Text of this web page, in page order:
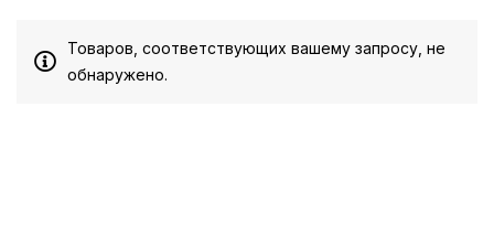
Товаров, соответствующих вашему запросу, не
обнаружено.